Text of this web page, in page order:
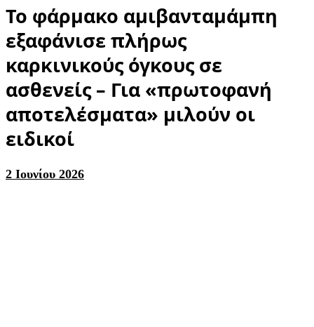
Το φάρμακο αμιβανταμάμπη
εξαφάνισε πλήρως
καρκινικούς όγκους σε
ασθενείς – Για «πρωτοφανή
αποτελέσματα» μιλούν οι
ειδικοί
2 Ιουνίου 2026